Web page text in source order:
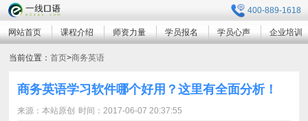
400-889-1618
网站首页 课程介绍 师资力量 学员报名 学员心声 企业培训
当前位置：首页>商务英语
商务英语学习软件哪个好用？这里有全面分析！
来源：本站原创 时间：2017-06-07 20:37:55